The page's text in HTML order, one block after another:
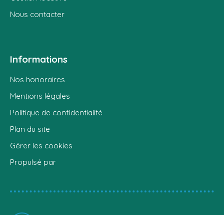
Nous contacter
Informations
Nos honoraires
Mentions légales
Politique de confidentialité
Plan du site
Gérer les cookies
Propulsé par